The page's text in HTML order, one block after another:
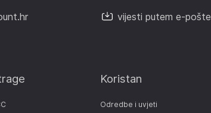
vijesti putem e-pošte
Koristan
Odredbe i uvjeti